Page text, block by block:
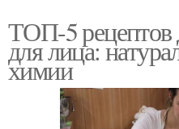
ТОП-5 рецептов
для лица:
химии